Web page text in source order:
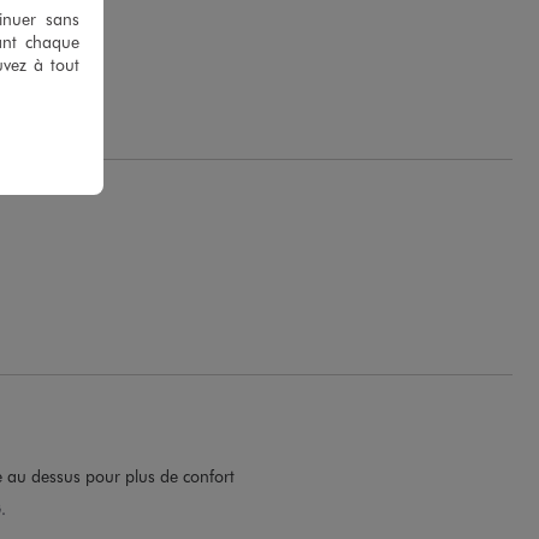
au dessus pour plus de confort
sans
chaque
à tout